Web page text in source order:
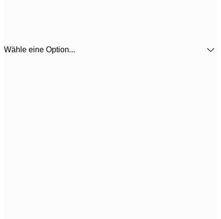
Wähle eine Option...